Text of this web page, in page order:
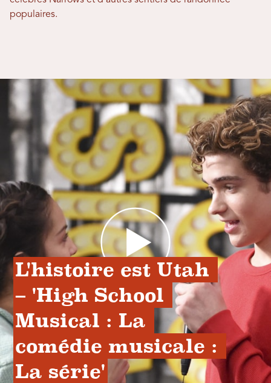
populaires.
L'histoire est Utah
– 'High School
Musical : La
comédie musicale :
La série'